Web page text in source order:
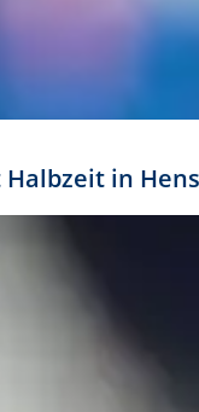
in